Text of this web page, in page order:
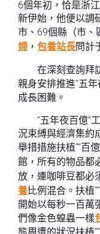
6個年初，恰是浙
新伊始，他便以調
市、69個縣（市、
婦 ， 包養站長問計
在深刻查詢拜
親身安排推進“五
成長困難。
“五年夜百億”
況束縛與經濟集約
舉措措施扶植”“百
館，所有的物品都
放，連咖啡豆都必
養比例混合。扶植
開始以每秒一百萬
們像金色蝗蟲一樣